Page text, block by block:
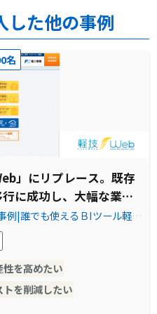
した他の事例
名
」にリプレース。既存
に成功し、大幅な業務
例|誰でも使えるＢIツール軽技
性を高めたい
トを削減したい